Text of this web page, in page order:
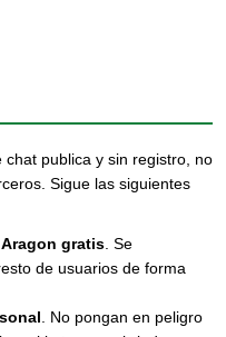
publica y sin registro, no
Sigue las siguientes
gratis . Se
de usuarios de forma
. No pongan en peligro